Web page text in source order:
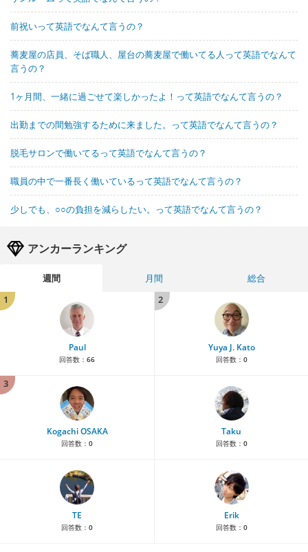
前祝いって英語でなんて言うの？
蕎麦屋の店員、そば職人、屋台の蕎麦屋で働いてる人って英語でなんて
言うの？
1ヶ月間、一緒に過ごせて楽しかったよ！って英語でなんて言うの？
出勤までの間勉強するために来ました。って英語でなんて言うの？
脱毛サロンで働いてるって英語でなんて言うの？
職員の中で一番長く働いているって英語でなんて言うの？
少しでも、○○の負担を減らしたい。って英語でなんて言うの？
アンカーランキング
週間 月間
総合
1
Paul
回答数： 66
2
Yuya J. Kato
回答数： 0
3
Kogachi OSAKA
回答数： 0
Taku
回答数： 0
TE
回答数： 0
Erik
回答数： 0